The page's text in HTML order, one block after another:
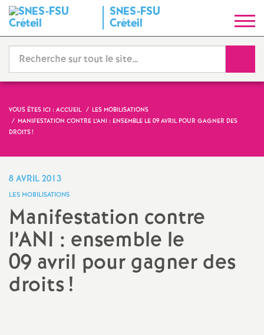
SNES-FSU
Créteil
y
n
d
t
N
VOUS ÊTES ICI : ACCUEIL
LES MOBILISATIONS
MANIFESTATION CONTRE L’ANI : ENSEMBLE LE 09 AVRIL POUR GAGNER DES
DROITS!
8 AVRIL 2013
LES MOBILISATIONS
Manifestation contre
l’ANI : ensemble le
09 avril pour gagner des
droits!